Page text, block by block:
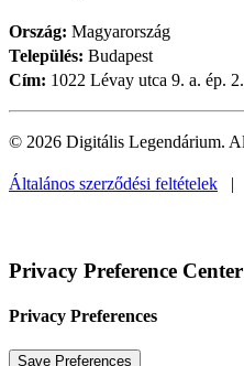
Ország: Magyarország
Település: Budapest
Cím: 1022 Lévay utca 9. a. ép. 2.
© 2026 Digitális Legendárium.
Általános szerződési feltételek |
Privacy Preference Center
Privacy Preferences